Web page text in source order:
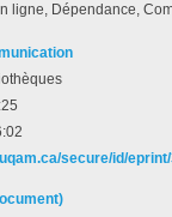
ligne, Dépendance,
secure/id/